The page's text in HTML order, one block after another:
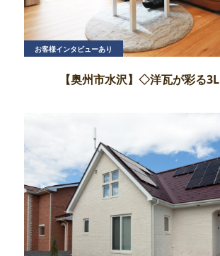
お客様インタビューあり
【奥州市水沢】◇洋瓦が彩る